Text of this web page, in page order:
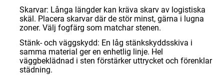
Skarvar: Långa längder kan kräva skarv av logistiska
skäl. Placera skarvar där de stör minst, gärna i lugna
zoner. Välj fogfärg som matchar stenen.
Stänk- och väggskydd: En låg stänkskyddsskiva i
samma material ger en enhetlig linje. Hel
väggbeklädnad i sten förstärker uttrycket och förenklar
städning.